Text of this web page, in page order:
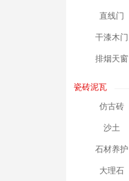
直线门
干漆木门
排烟天窗
瓷砖泥瓦
仿古砖
沙土
石材养护
大理石